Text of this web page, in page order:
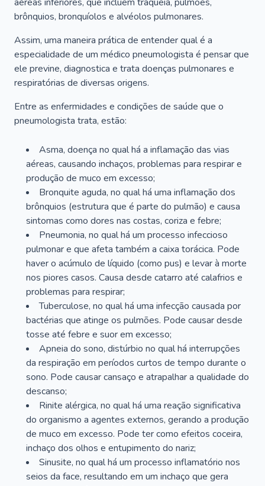
brônquios, bronquíolos e alvéolos pulmonares.
Assim, uma maneira prática de entender qual é a
especialidade de um médico pneumologista é pensar que
ele previne, diagnostica e trata doenças pulmonares e
respiratórias de diversas origens.
Entre as enfermidades e condições de saúde que o
pneumologista trata, estão:
Asma, doença no qual há a inflamação das vias
aéreas, causando inchaços, problemas para respirar e
produção de muco em excesso;
Bronquite aguda, no qual há uma inflamação dos
brônquios (estrutura que é parte do pulmão) e causa
sintomas como dores nas costas, coriza e febre;
Pneumonia, no qual há um processo infeccioso
pulmonar e que afeta também a caixa torácica. Pode
haver o acúmulo de líquido (como pus) e levar à morte
nos piores casos. Causa desde catarro até calafrios e
problemas para respirar;
Tuberculose, no qual há uma infecção causada por
bactérias que atinge os pulmões. Pode causar desde
tosse até febre e suor em excesso;
Apneia do sono, distúrbio no qual há interrupções
da respiração em períodos curtos de tempo durante o
sono. Pode causar cansaço e atrapalhar a qualidade do
descanso;
Rinite alérgica, no qual há uma reação significativa
do organismo a agentes externos, gerando a produção
de muco em excesso. Pode ter como efeitos coceira,
inchaço dos olhos e entupimento do nariz;
Sinusite, no qual há um processo inflamatório nos
seios da face, resultando em um inchaço que gera